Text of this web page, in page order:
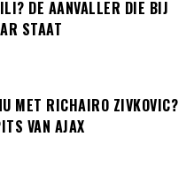
DE AANVALLER DIE BIJ
STAAT
MET RICHAIRO ZIVKOVIC?
VAN AJAX